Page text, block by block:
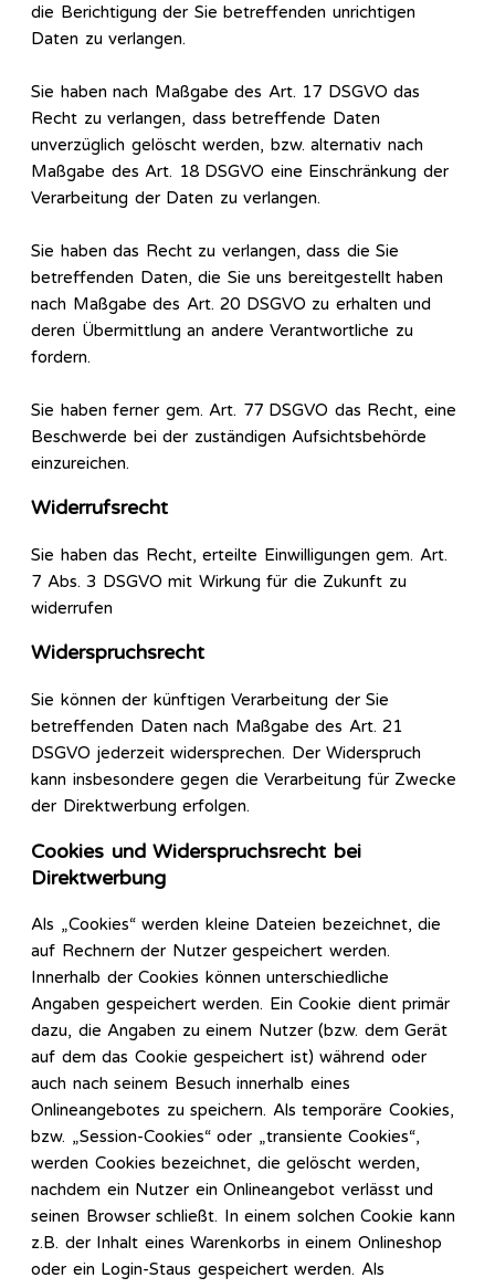
die Berichtigung der Sie betreffenden unrichtigen
Daten zu verlangen.
Sie haben nach Maßgabe des Art. 17 DSGVO das
Recht zu verlangen, dass betreffende Daten
unverzüglich gelöscht werden, bzw. alternativ nach
Maßgabe des Art. 18 DSGVO eine Einschränkung der
Verarbeitung der Daten zu verlangen.
Sie haben das Recht zu verlangen, dass die Sie
betreffenden Daten, die Sie uns bereitgestellt haben
nach Maßgabe des Art. 20 DSGVO zu erhalten und
deren Übermittlung an andere Verantwortliche zu
fordern.
Sie haben ferner gem. Art. 77 DSGVO das Recht, eine
Beschwerde bei der zuständigen Aufsichtsbehörde
einzureichen.
Widerrufsrecht
Sie haben das Recht, erteilte Einwilligungen gem. Art.
7 Abs. 3 DSGVO mit Wirkung für die Zukunft zu
widerrufen
Widerspruchsrecht
Sie können der künftigen Verarbeitung der Sie
betreffenden Daten nach Maßgabe des Art. 21
DSGVO jederzeit widersprechen. Der Widerspruch
kann insbesondere gegen die Verarbeitung für Zwecke
der Direktwerbung erfolgen.
Cookies und Widerspruchsrecht bei
Direktwerbung
Als „Cookies“ werden kleine Dateien bezeichnet, die
auf Rechnern der Nutzer gespeichert werden.
Innerhalb der Cookies können unterschiedliche
Angaben gespeichert werden. Ein Cookie dient primär
dazu, die Angaben zu einem Nutzer (bzw. dem Gerät
auf dem das Cookie gespeichert ist) während oder
auch nach seinem Besuch innerhalb eines
Onlineangebotes zu speichern. Als temporäre Cookies,
bzw. „Session-Cookies“ oder „transiente Cookies“,
werden Cookies bezeichnet, die gelöscht werden,
nachdem ein Nutzer ein Onlineangebot verlässt und
seinen Browser schließt. In einem solchen Cookie kann
z.B. der Inhalt eines Warenkorbs in einem Onlineshop
oder ein Login-Staus gespeichert werden. Als